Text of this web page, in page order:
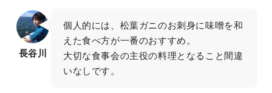
長谷川
個人的には、松葉ガニのお刺身に味噌を和
えた食べ方が一番のおすすめ。
大切な食事会の主役の料理となること間違
いなしです。